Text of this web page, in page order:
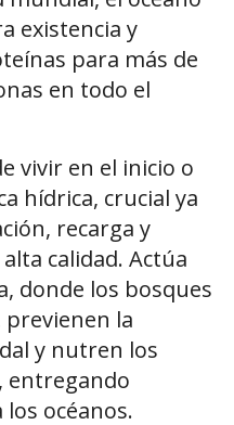
existencia y
para más de
en todo el
vivir en el inicio o
hídrica, crucial ya
recarga y
calidad. Actúa
donde los bosques
la
y nutren los
entregando
océanos.